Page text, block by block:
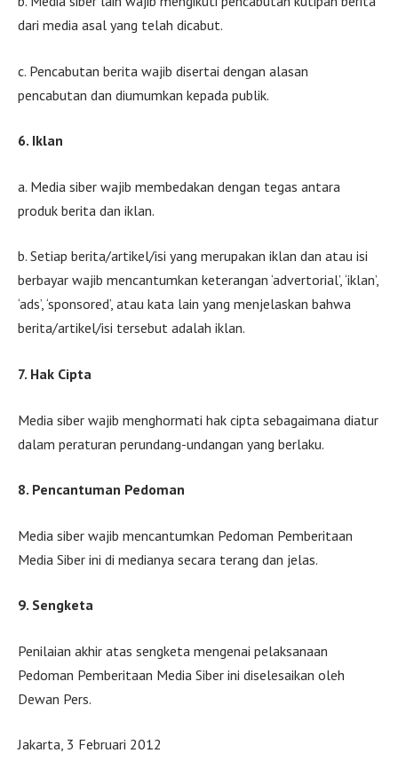
dari media asal yang telah dicabut.
c. Pencabutan berita wajib disertai dengan alasan
pencabutan dan diumumkan kepada publik.
6. Iklan
a. Media siber wajib membedakan dengan tegas antara
produk berita dan iklan.
b. Setiap berita/artikel/isi yang merupakan iklan dan atau isi
berbayar wajib mencantumkan keterangan ‘advertorial’, ‘iklan’,
‘ads’, ‘sponsored’, atau kata lain yang menjelaskan bahwa
berita/artikel/isi tersebut adalah iklan.
7. Hak Cipta
Media siber wajib menghormati hak cipta sebagaimana diatur
dalam peraturan perundang-undangan yang berlaku.
8. Pencantuman Pedoman
Media siber wajib mencantumkan Pedoman Pemberitaan
Media Siber ini di medianya secara terang dan jelas.
9. Sengketa
Penilaian akhir atas sengketa mengenai pelaksanaan
Pedoman Pemberitaan Media Siber ini diselesaikan oleh
Dewan Pers.
Jakarta, 3 Februari 2012